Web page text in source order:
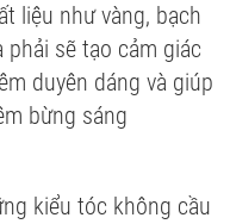
liệu như vàng, bạch
sẽ tạo cảm giác
duyên dáng và giúp
bừng sáng
kiểu tóc không cầu